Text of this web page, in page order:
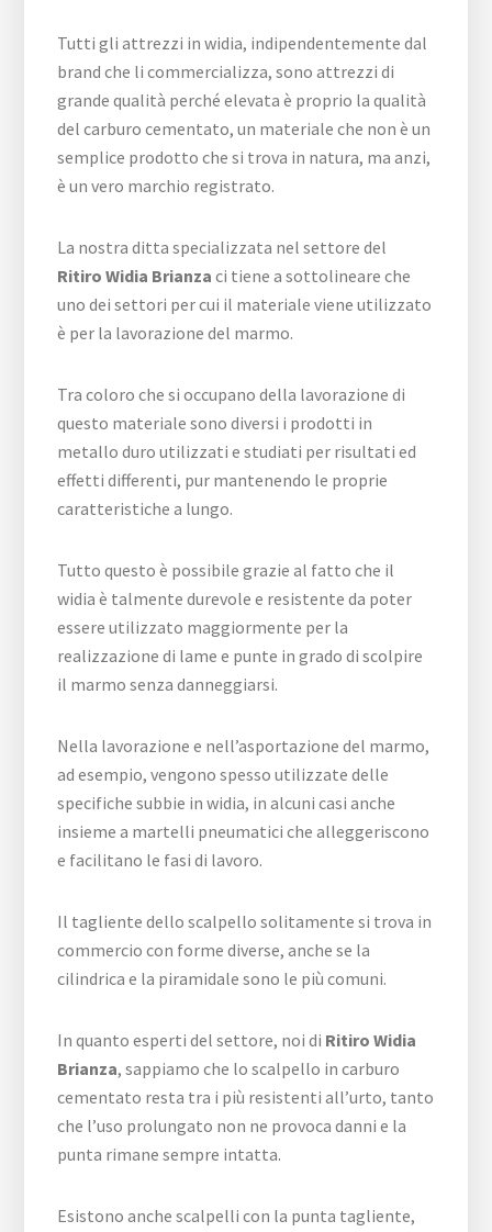
Tutti gli attrezzi in widia, indipendentemente dal
brand che li commercializza, sono attrezzi di
grande qualità perché elevata è proprio la qualità
del carburo cementato, un materiale che non è un
semplice prodotto che si trova in natura, ma anzi,
è un vero marchio registrato.
La nostra ditta specializzata nel settore del
Ritiro Widia Brianza ci tiene a sottolineare che
uno dei settori per cui il materiale viene utilizzato
è per la lavorazione del marmo.
Tra coloro che si occupano della lavorazione di
questo materiale sono diversi i prodotti in
metallo duro utilizzati e studiati per risultati ed
effetti differenti, pur mantenendo le proprie
caratteristiche a lungo.
Tutto questo è possibile grazie al fatto che il
widia è talmente durevole e resistente da poter
essere utilizzato maggiormente per la
realizzazione di lame e punte in grado di scolpire
il marmo senza danneggiarsi.
Nella lavorazione e nell’asportazione del marmo,
ad esempio, vengono spesso utilizzate delle
specifiche subbie in widia, in alcuni casi anche
insieme a martelli pneumatici che alleggeriscono
e facilitano le fasi di lavoro.
Il tagliente dello scalpello solitamente si trova in
commercio con forme diverse, anche se la
cilindrica e la piramidale sono le più comuni.
In quanto esperti del settore, noi di Ritiro Widia
Brianza, sappiamo che lo scalpello in carburo
cementato resta tra i più resistenti all’urto, tanto
che l’uso prolungato non ne provoca danni e la
punta rimane sempre intatta.
Esistono anche scalpelli con la punta tagliente,